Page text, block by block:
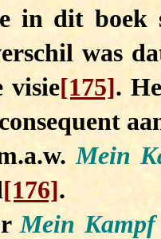
in dit boek
was
visie[175].
Mein
[176].
Mein Kampf